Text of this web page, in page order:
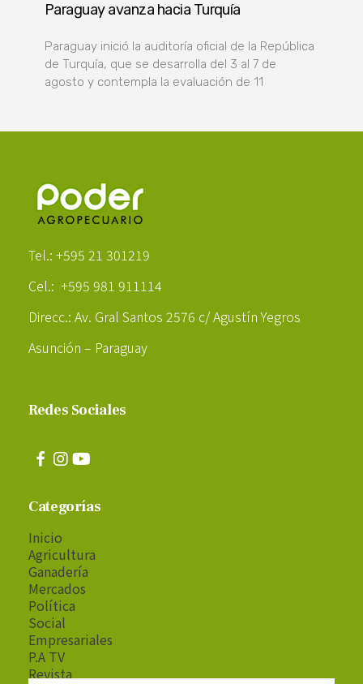
Paraguay avanza hacia Turquía
Paraguay inició la auditoría oficial de la República
de Turquía, que se desarrolla del 3 al 7 de
agosto y contempla la evaluación de 11
Tel.: +595 21 301219
Cel.: +595 981 911114
Direcc.: Av. Gral Santos 2576 c/ Agustín Yegros
Asunción – Paraguay
Redes Sociales
Categorías
Inicio
Agricultura
Ganadería
Mercados
Política
Social
Empresariales
P.A TV
Revista